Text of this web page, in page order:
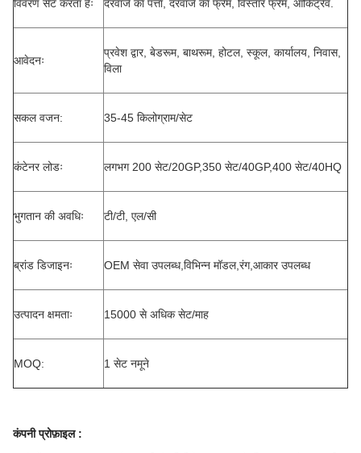
विवरण सेट करता हैः दरवाजे का पत्ता, दरवाजे का फ्रेम, विस्तार फ्रेम, आर्किट्रेव.
आवेदनः
प्रवेश द्वार, बेडरूम, बाथरूम, होटल, स्कूल, कार्यालय, निवास,
विला
सकल वजन: 35-45 किलोग्राम/सेट
कंटेनर लोडः लगभग 200 सेट/20GP,350 सेट/40GP,400 सेट/40HQ
भुगतान की अवधिः टी/टी, एल/सी
ब्रांड डिजाइनः OEM सेवा उपलब्ध,विभिन्न मॉडल,रंग,आकार उपलब्ध
उत्पादन क्षमताः 15000 से अधिक सेट/माह
MOQ: 1 सेट नमूने
कंपनी प्रोफ़ाइल :